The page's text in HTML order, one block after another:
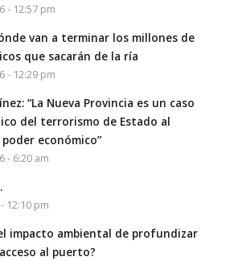
- 12:57 pm
van a terminar los millones de
que sacarán de la ría
- 12:29 pm
“La Nueva Provincia es un caso
del terrorismo de Estado al
económico”
- 6:20 am
12:10 pm
impacto ambiental de profundizar
al puerto?